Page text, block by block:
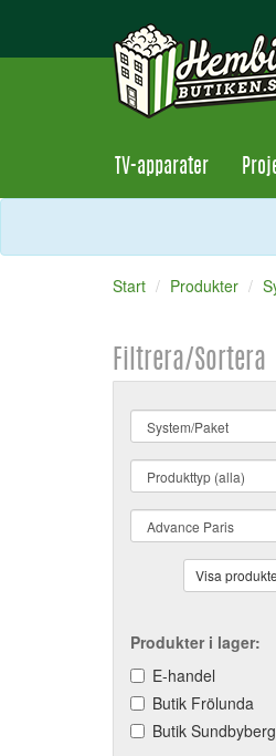
TV-apparater
Start Produkter
Filtrera/Sortera
Visa
Produkter i lager:
E-handel
Butik Frölunda
Butik Sundbyberg